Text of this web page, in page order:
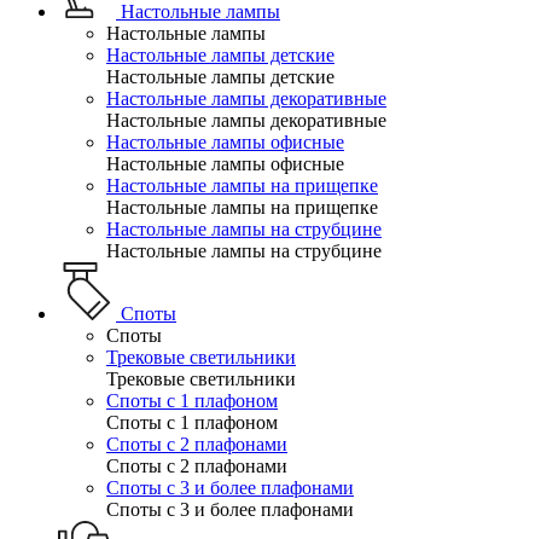
Настольные лампы
Настольные лампы
Настольные лампы детские
Настольные лампы детские
Настольные лампы декоративные
Настольные лампы декоративные
Настольные лампы офисные
Настольные лампы офисные
Настольные лампы на прищепке
Настольные лампы на прищепке
Настольные лампы на струбцине
Настольные лампы на струбцине
Споты
Споты
Трековые светильники
Трековые светильники
Споты с 1 плафоном
Споты с 1 плафоном
Споты с 2 плафонами
Споты с 2 плафонами
Споты с 3 и более плафонами
Споты с 3 и более плафонами